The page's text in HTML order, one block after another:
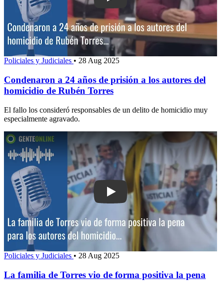
Policiales y Judiciales • 28 Aug 2025
Condenaron a 24 años de prisión a los autores del
homicidio de Rubén Torres
El fallo los consideró responsables de un delito de homicidio muy
especialmente agravado.
Play: La familia de Torres vio de
Policiales y Judiciales • 28 Aug 2025
La familia de Torres vio de forma positiva la pena